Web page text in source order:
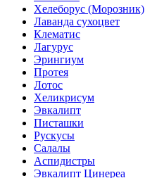
Хелеборус (Морозник)
Лаванда сухоцвет
Клематис
Лагурус
Эрингиум
Протея
Лотос
Хеликрисум
Эвкалипт
Писташки
Рускусы
Салалы
Аспидистры
Эвкалипт Цинереа